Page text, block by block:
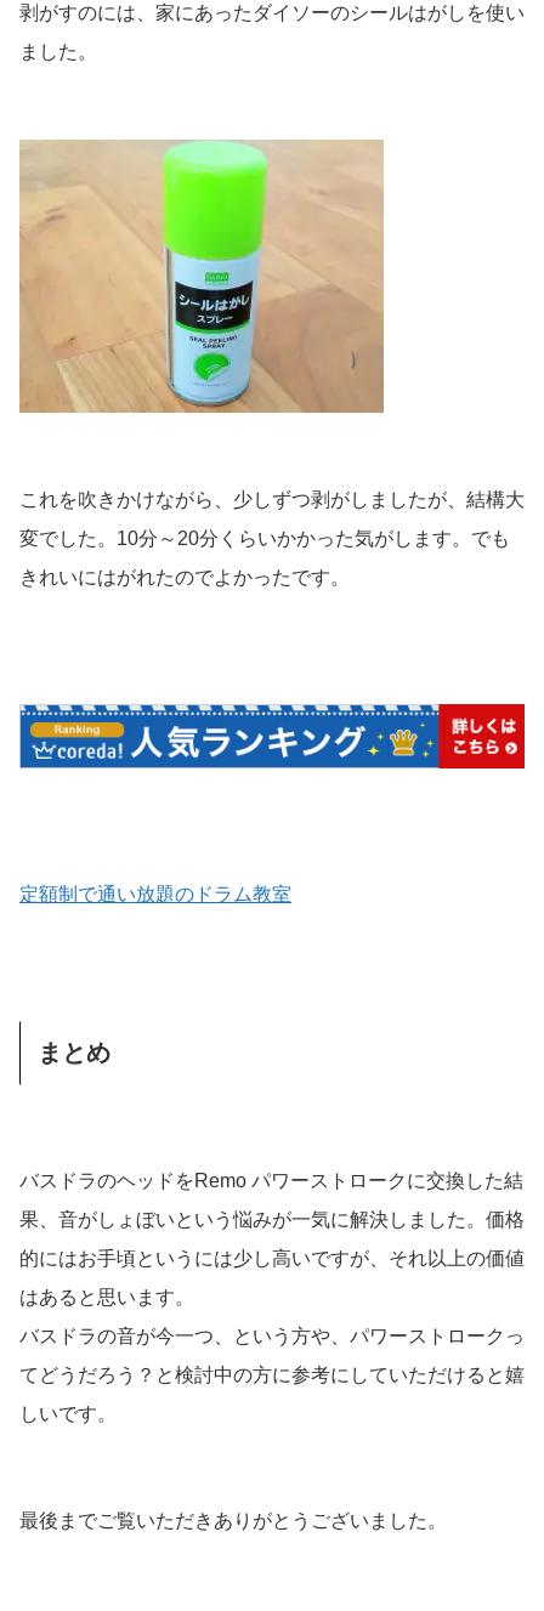
剥がすのには、家にあったダイソーのシールはがしを使い
ました。
これを吹きかけながら、少しずつ剥がしましたが、結構大
変でした。10分～20分くらいかかった気がします。でも
きれいにはがれたのでよかったです。
定額制で通い放題のドラム教室
まとめ
バスドラのヘッドをRemo パワーストロークに交換した結
果、音がしょぼいという悩みが一気に解決しました。価格
的にはお手頃というには少し高いですが、それ以上の価値
はあると思います。
バスドラの音が今一つ、という方や、パワーストロークっ
てどうだろう？と検討中の方に参考にしていただけると嬉
しいです。
最後までご覧いただきありがとうございました。